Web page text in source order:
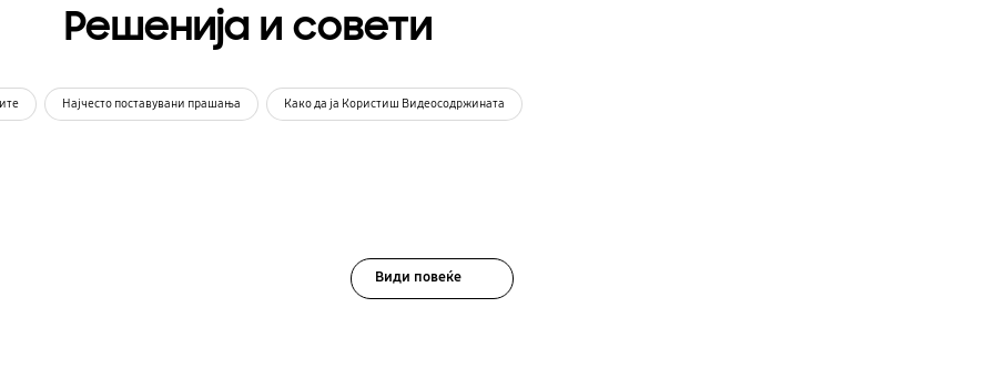
Решенија и совети
Најчесто поставувани прашања Како да ја Користиш Видеосодржината
Види повеќе